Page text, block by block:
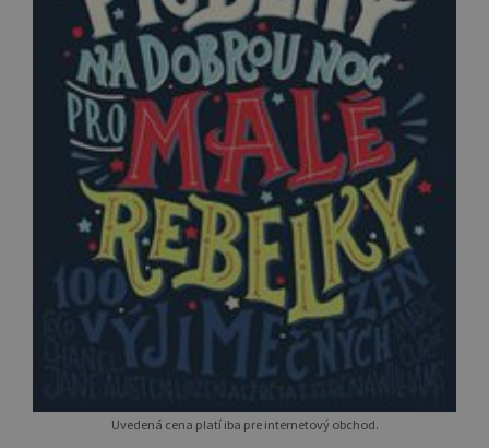
Uvedená cena platí iba pre internetový obchod.